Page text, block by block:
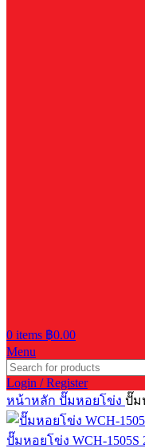
0 items ฿0.00
Menu
Login / Register
หน้าหลัก ปั๊มหอยโข่ง ปั๊ม
ปั๊มหอยโข่ง WCH-1505S